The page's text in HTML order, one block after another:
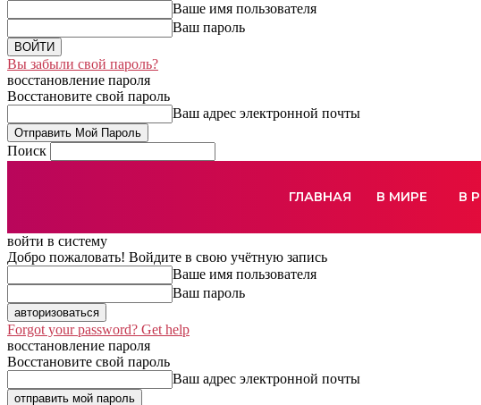
Ваше имя пользователя
Ваш пароль
Вы забыли свой пароль?
восстановление пароля
Восстановите свой пароль
Ваш адрес электронной почты
Поиск
ГЛАВНАЯ В МИРЕ В
войти в систему
Добро пожаловать! Войдите в свою учётную запись
Ваше имя пользователя
Ваш пароль
Forgot your password? Get help
восстановление пароля
Восстановите свой пароль
Ваш адрес электронной почты